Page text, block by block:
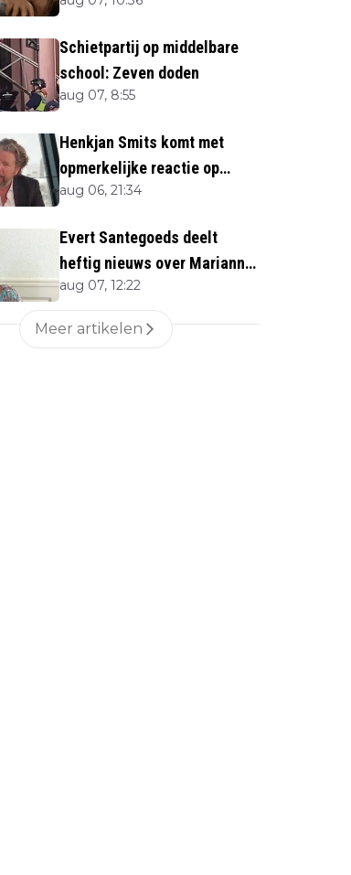
Schietpartij op middelbare
school: Zeven doden
aug 07, 8:55
Henkjan Smits komt met
opmerkelijke reactie op
overlijden Jerney Kaagman
aug 06, 21:34
Evert Santegoeds deelt
heftig nieuws over Marianne
Weber (70)
aug 07, 12:22
Meer artikelen